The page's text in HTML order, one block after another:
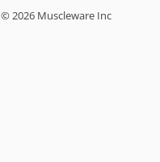
© 2026 Muscleware Inc